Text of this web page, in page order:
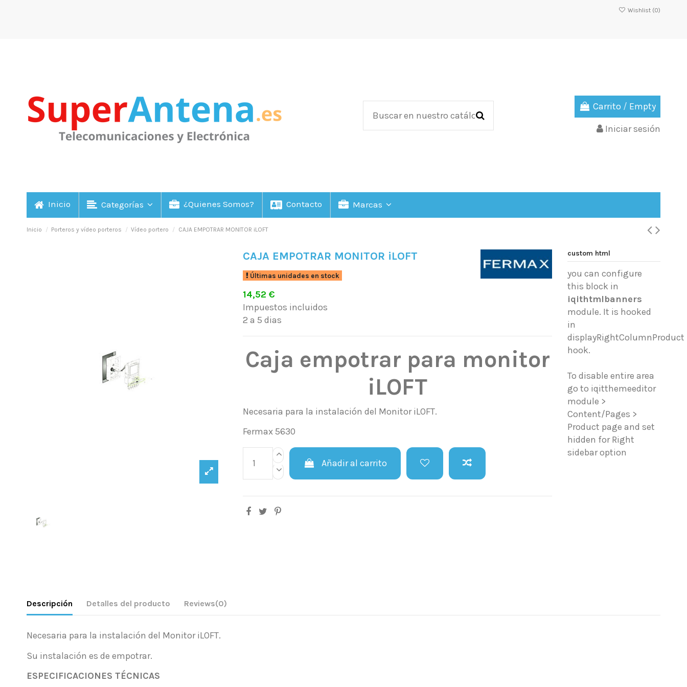
Wishlist (0)
Carrito / Empty
Iniciar sesión
Inicio Categorías ¿Quienes Somos? Contacto Marcas
Inicio Porteros y vídeo porteros Vídeo portero CAJA EMPOTRAR MONITOR iLOFT
CAJA EMPOTRAR MONITOR iLOFT
Últimas unidades en stock
14,52 €
Impuestos incluidos
2 a 5 dias
Caja empotrar para monitor
iLOFT
Necesaria para la instalación del Monitor iLOFT.
Fermax 5630
Añadir al carrito
custom html
you can configure
this block in
iqithtmlbanners
module. It is hooked
in
displayRightColumnProduct
hook.
To disable entire area
go to iqitthemeeditor
module >
Content/Pages >
Product page and set
hidden for Right
sidebar option
Descripción Detalles del producto Reviews(0)
Necesaria para la instalación del Monitor iLOFT.
Su instalación es de empotrar.
ESPECIFICACIONES TÉCNICAS